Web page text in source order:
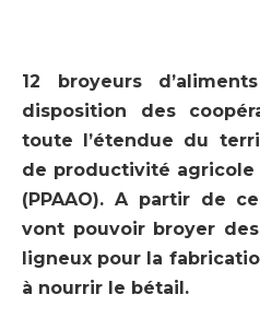
12 broyeurs
disposition des
toute l’étendue du
de productivité agricole
(PPAAO). A partir de
vont pouvoir broyer
ligneux pour la
à nourrir le bétail.